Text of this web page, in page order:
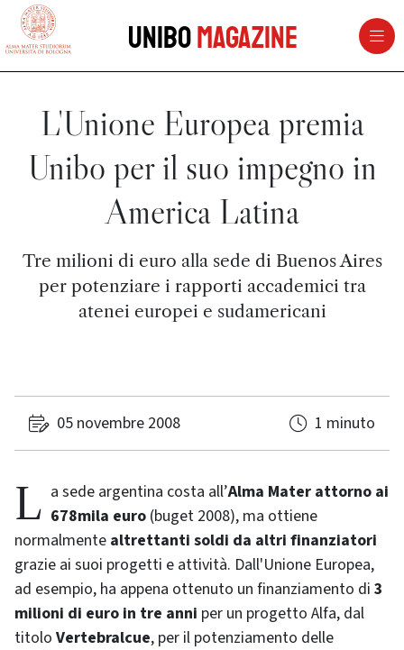
vai al contenuto della pagina
UniboMagazine
L'Unione Europea premia
Unibo per il suo impegno in
America Latina
Tre milioni di euro alla sede di Buenos Aires
per potenziare i rapporti accademici tra
atenei europei e sudamericani
05 novembre 2008 1 minuto
La sede argentina costa all’Alma Mater attorno ai
678mila euro (buget 2008), ma ottiene
normalmente altrettanti soldi da altri finanziatori
grazie ai suoi progetti e attività. Dall'Unione Europea,
ad esempio, ha appena ottenuto un finanziamento di 3
milioni di euro in tre anni per un progetto Alfa, dal
titolo Vertebralcue, per il potenziamento delle